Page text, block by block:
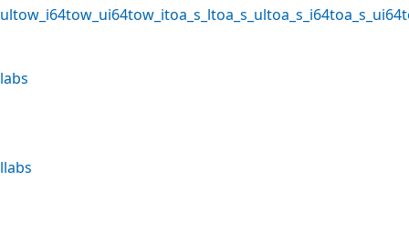
ultow _i64tow _ui64tow _itoa_s _ltoa_s _ultoa_s _i64toa_s
labs
llabs